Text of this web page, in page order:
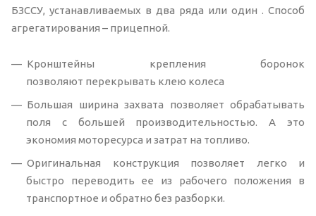
БЗССУ, устанавливаемых в два ряда или один . Способ
агрегатирования – прицепной.
Кронштейны крепления боронок
позволяют перекрывать клею колеса
Большая ширина захвата позволяет обрабатывать
поля с большей производительностью. А это
экономия моторесурса и затрат на топливо.
Оригинальная конструкция позволяет легко и
быстро переводить ее из рабочего положения в
транспортное и обратно без разборки.